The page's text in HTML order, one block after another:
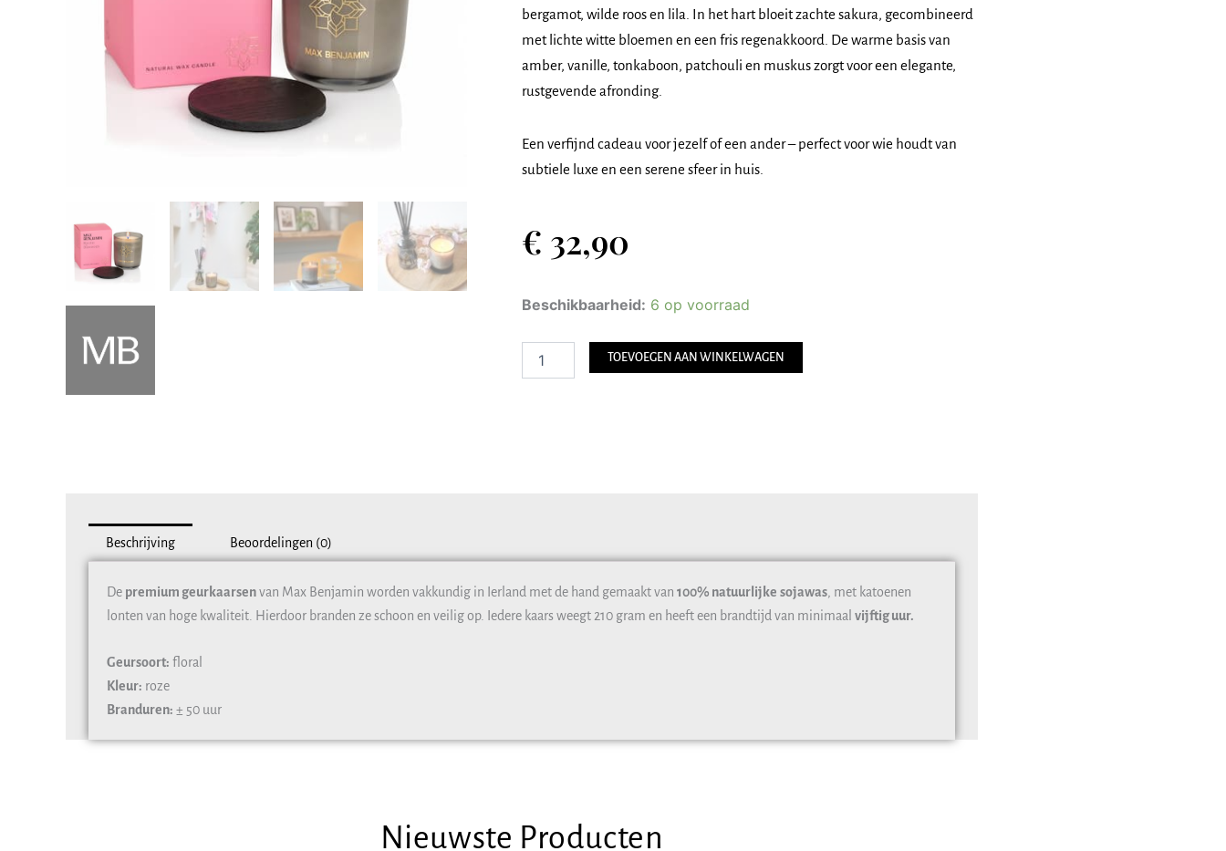
bergamot, wilde roos en lila. In het hart bloeit zachte sakura, gecombineerd
met lichte witte bloemen en een fris regenakkoord. De warme basis van
amber, vanille, tonkaboon, patchouli en muskus zorgt voor een elegante,
rustgevende afronding.
Een verfijnd cadeau voor jezelf of een ander – perfect voor wie houdt van
subtiele luxe en een serene sfeer in huis.
€ 32,90
Beschikbaarheid: 6 op voorraad
Max
TOEVOEGEN AAN WINKELWAGEN
Beschrijving Beoordelingen (0)
De premium geurkaarsenvan Max Benjamin worden vakkundig in Ierland met de hand gemaakt van 100% natuurlijke sojawas , met katoenen
lonten van hoge kwaliteit. Hierdoor branden ze schoon en veilig op. Iedere kaars weegt 210 gram en heeft een brandtijd van minimaal vijftig uur.
Geursoort: floral
Kleur: roze
Branduren: ± 50 uur
Nieuwste Producten